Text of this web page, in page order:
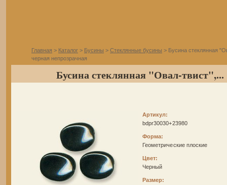
Главная > Каталог > Бусины > Стеклянные бусины > Бусина стеклянная
черная непрозрачная
Бусина стеклянная "Овал-твист",...
Артикул:
bdpr30030+23980
Форма:
Геометрические плоские
Цвет:
Черный
Размер: